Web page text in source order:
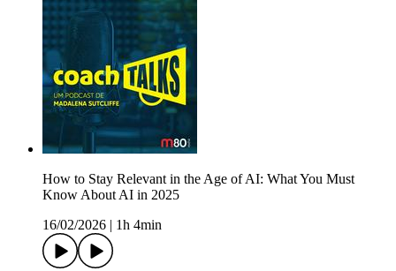
How to Stay Relevant in the Age of AI: What You Must
Know About AI in 2025
16/02/2026
1h 4min